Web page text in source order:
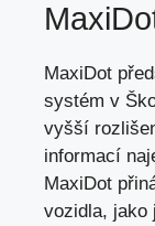
MaxiDot
systém v
vyšší
informací
MaxiDot
vozidla, jako